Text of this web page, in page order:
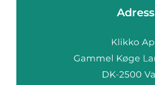
Adress